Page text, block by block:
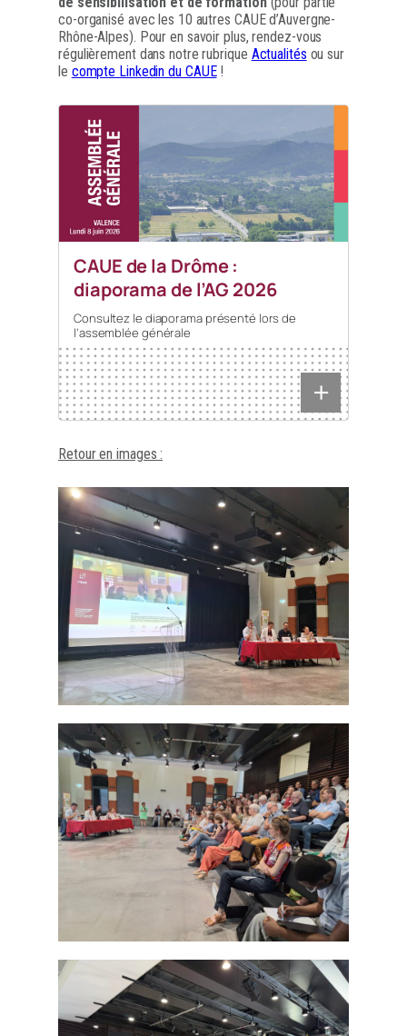
co-organisé avec les 10 autres CAUE d’Auvergne-
Rhône-Alpes). Pour en savoir plus, rendez-vous
régulièrement dans notre rubrique Actualités ou sur
le compte Linkedin du CAUE!
CAUE de la Drôme :
diaporama de l’AG 2026
Consultez le diaporama présenté lors de
l’assemblée générale
+
Retour en images :